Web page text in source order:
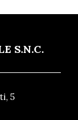
S.N.C.
5